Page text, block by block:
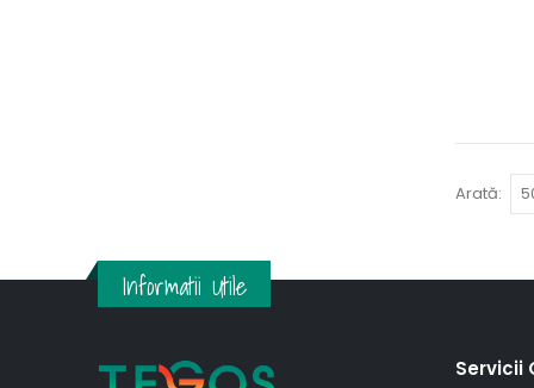
Arată:
Informatii Utile
Servicii